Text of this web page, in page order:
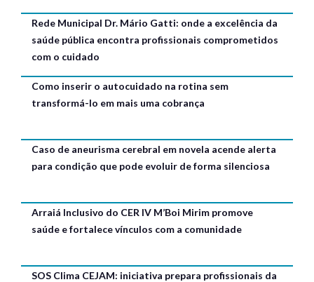
Rede Municipal Dr. Mário Gatti: onde a excelência da
saúde pública encontra profissionais comprometidos
com o cuidado
Como inserir o autocuidado na rotina sem
transformá-lo em mais uma cobrança
Caso de aneurisma cerebral em novela acende alerta
para condição que pode evoluir de forma silenciosa
Arraiá Inclusivo do CER IV M’Boi Mirim promove
saúde e fortalece vínculos com a comunidade
SOS Clima CEJAM: iniciativa prepara profissionais da